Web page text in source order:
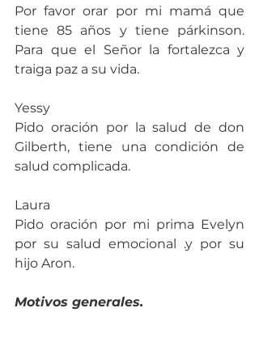
Por favor orar por mi mamá que
tiene 85 años y tiene párkinson.
Para que el Señor la fortalezca y
traiga paz a su vida.
Yessy
Pido oración por la salud de don
Gilberth, tiene una condición de
salud complicada.
Laura
Pido oración por mi prima Evelyn
por su salud emocional .y por su
hijo Aron.
Motivos generales.